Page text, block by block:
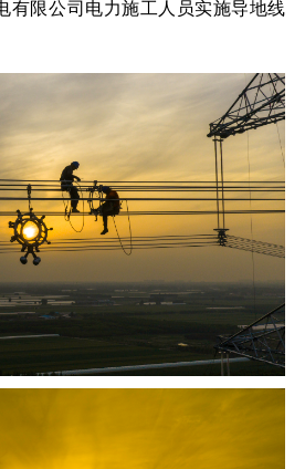
有限公司电力施工人员实施导地线